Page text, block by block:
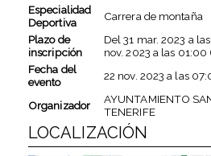
Especialidad
Deportiva
Carrera de montaña
Plazo de
inscripción
Del31 mar. 2023 a
nov. 2023 a las 01:00
Fecha del
evento
22 nov. 2023 a las
Organizador
AYUNTAMIENTO
TENERIFE
LOCALIZACIÓN